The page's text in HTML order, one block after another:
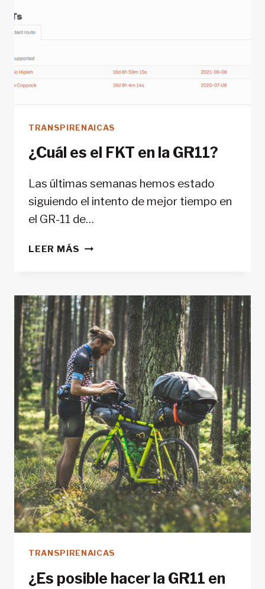
TRANSPIRENAICAS
¿Cuál es el FKT en la GR11?
Las últimas semanas hemos estado
siguiendo el intento de mejor tiempo en
el GR-11 de…
LEER MÁS ¿CUÁL
EN
LA
GR11?
TRANSPIRENAICAS
¿Es posible hacer la GR11 en